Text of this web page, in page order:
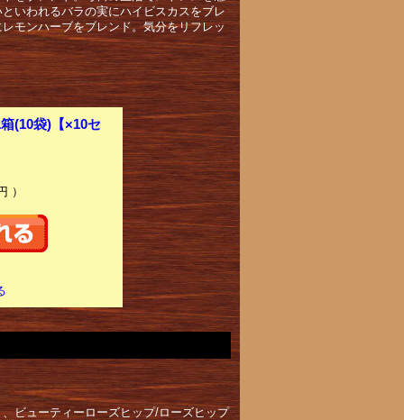
いわれるバラの実にハイビスカスをブレ
モンハーブをブレンド。気分をリフレッ
(10袋)【×10セ
）
ビューティーローズヒップ/ローズヒップ